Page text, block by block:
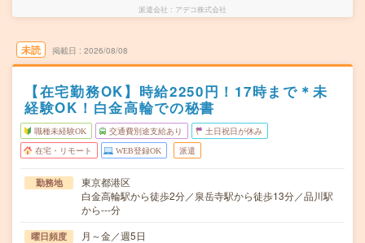
派遣会社 アデコ株式会社
未読 掲載日 2026/08/08
【在宅勤務OK】時給2250円！17時まで＊未
経験OK！白金高輪での秘書
職種未経験OK 交通費別途支給あり 土日祝日が休み
在宅・リモート WEB登録OK 派遣
勤務地
東京都港区
白金高輪駅から徒歩2分／泉岳寺駅から徒歩13分／品川駅
から---分
曜日頻度 月～金／週5日